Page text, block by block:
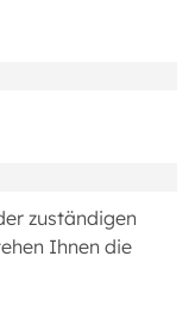
zuständigen
Ihnen die